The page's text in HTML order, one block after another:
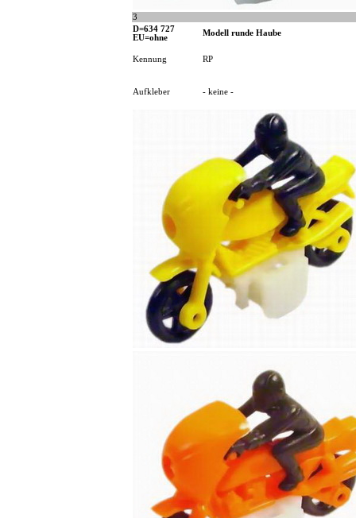
3
D=634 727
EU=ohne
Modell runde Haube
Kennung RP
Aufkleber - keine -